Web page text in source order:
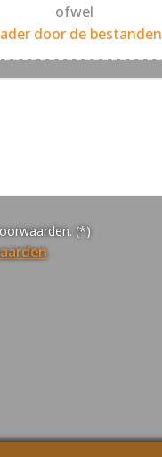
ofwel
door de bestanden
(*)